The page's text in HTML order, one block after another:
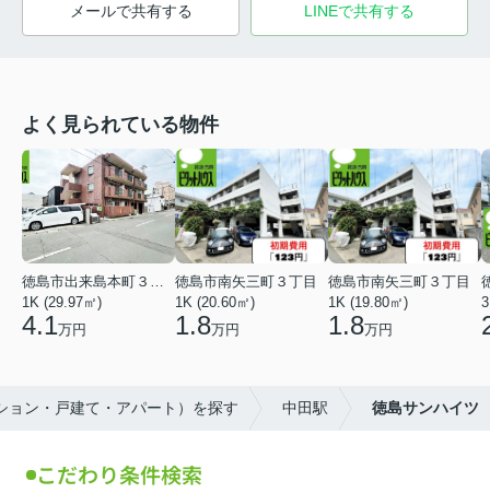
メールで共有する LINEで共有する
よく見られている物件
1K (29.97㎡)
4.1万円
徳島市南矢三町３丁目
1K (20.60㎡)
1.8万円
徳島市南矢三町３丁目
1K (19.80㎡)
1.8万円
ン・戸建て・アパート）を探す 中田駅 徳島サンハイツ
こだわり条件検索